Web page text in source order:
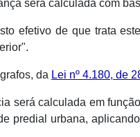
será calculada com
efetivo de que trata
da Lei nº 4.180, de
será calculada em
predial urbana,